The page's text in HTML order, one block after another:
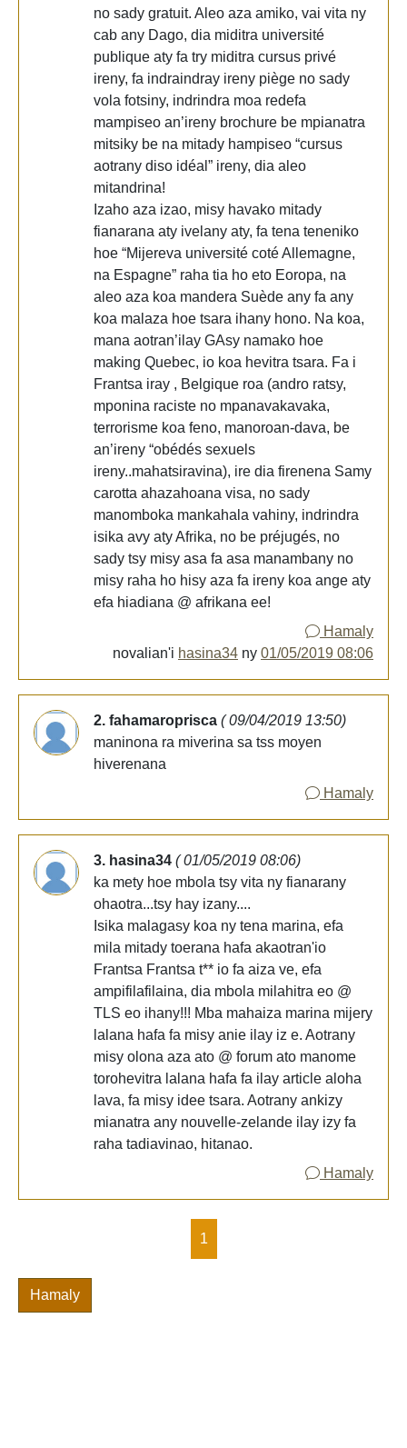
no sady gratuit. Aleo aza amiko, vai vita ny
cab any Dago, dia miditra université
publique aty fa try miditra cursus privé
ireny, fa indraindray ireny piège no sady
vola fotsiny, indrindra moa redefa
mampiseo an’ireny brochure be mpianatra
mitsiky be na mitady hampiseo “cursus
aotrany diso idéal” ireny, dia aleo
mitandrina!
Izaho aza izao, misy havako mitady
fianarana aty ivelany aty, fa tena teneniko
hoe “Mijereva université coté Allemagne,
na Espagne” raha tia ho eto Eoropa, na
aleo aza koa mandera Suède any fa any
koa malaza hoe tsara ihany hono. Na koa,
mana aotran’ilay GAsy namako hoe
making Quebec, io koa hevitra tsara. Fa i
Frantsa iray , Belgique roa (andro ratsy,
mponina raciste no mpanavakavaka,
terrorisme koa feno, manoroan-dava, be
an’ireny “obédés sexuels
ireny..mahatsiravina), ire dia firenena Samy
carotta ahazahoana visa, no sady
manomboka mankahala vahiny, indrindra
isika avy aty Afrika, no be préjugés, no
sady tsy misy asa fa asa manambany no
misy raha ho hisy aza fa ireny koa ange aty
efa hiadiana @ afrikana ee!
Hamaly
novalian'i hasina34 ny 01/05/2019 08:06
2. fahamaroprisca ( 09/04/2019 13:50)
maninona ra miverina sa tss moyen
hiverenana
Hamaly
3. hasina34 ( 01/05/2019 08:06)
ka mety hoe mbola tsy vita ny fianarany
ohaotra...tsy hay izany....
Isika malagasy koa ny tena marina, efa
mila mitady toerana hafa akaotran'io
Frantsa Frantsa t** io fa aiza ve, efa
ampifilafilaina, dia mbola milahitra eo @
TLS eo ihany!!! Mba mahaiza marina mijery
lalana hafa fa misy anie ilay iz e. Aotrany
misy olona aza ato @ forum ato manome
torohevitra lalana hafa fa ilay article aloha
lava, fa misy idee tsara. Aotrany ankizy
mianatra any nouvelle-zelande ilay izy fa
raha tadiavinao, hitanao.
Hamaly
1
Hamaly